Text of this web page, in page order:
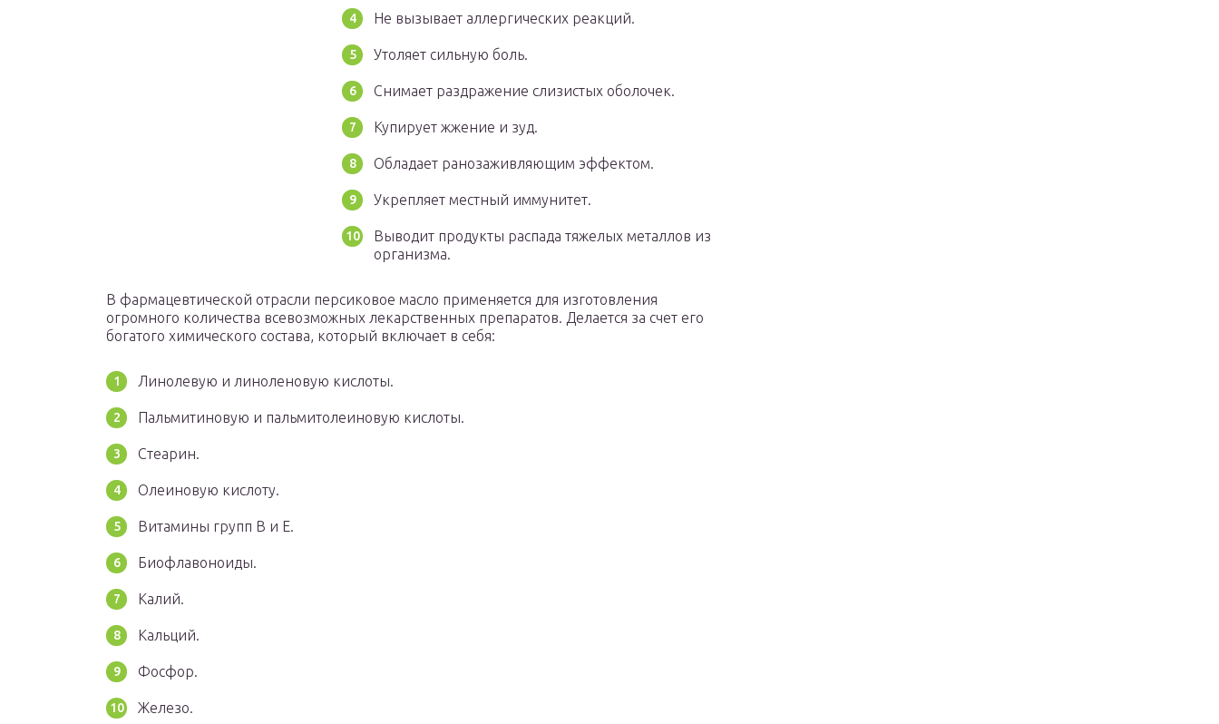
Не вызывает аллергических реакций.
Утоляет сильную боль.
Снимает раздражение слизистых оболочек.
Купирует жжение и зуд.
Обладает ранозаживляющим эффектом.
Укрепляет местный иммунитет.
Выводит продукты распада тяжелых металлов из
организма.
В фармацевтической отрасли персиковое масло применяется для изготовления
огромного количества всевозможных лекарственных препаратов. Делается за счет его
богатого химического состава, который включает в себя:
Линолевую и линоленовую кислоты.
Пальмитиновую и пальмитолеиновую кислоты.
Стеарин.
Олеиновую кислоту.
Витамины групп B и E.
Биофлавоноиды.
Калий.
Кальций.
Фосфор.
Железо.